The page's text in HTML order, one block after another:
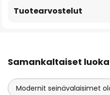
Tuotearvostelut
Samankaltaiset
Modernit seinävalaisimet